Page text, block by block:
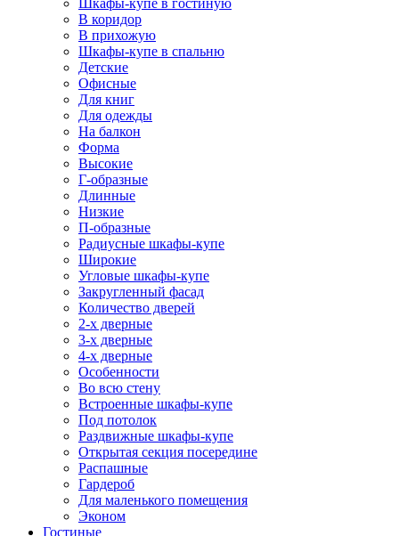
Шкафы-купе в гостиную
В коридор
В прихожую
Шкафы-купе в спальню
Детские
Офисные
Для книг
Для одежды
На балкон
Форма
Высокие
Г-образные
Длинные
Низкие
П-образные
Радиусные шкафы-купе
Широкие
Угловые шкафы-купе
Закругленный фасад
Количество дверей
2-х дверные
3-х дверные
4-х дверные
Особенности
Во всю стену
Встроенные шкафы-купе
Под потолок
Раздвижные шкафы-купе
Открытая секция посередине
Распашные
Гардероб
Для маленького помещения
Эконом
Гостиные